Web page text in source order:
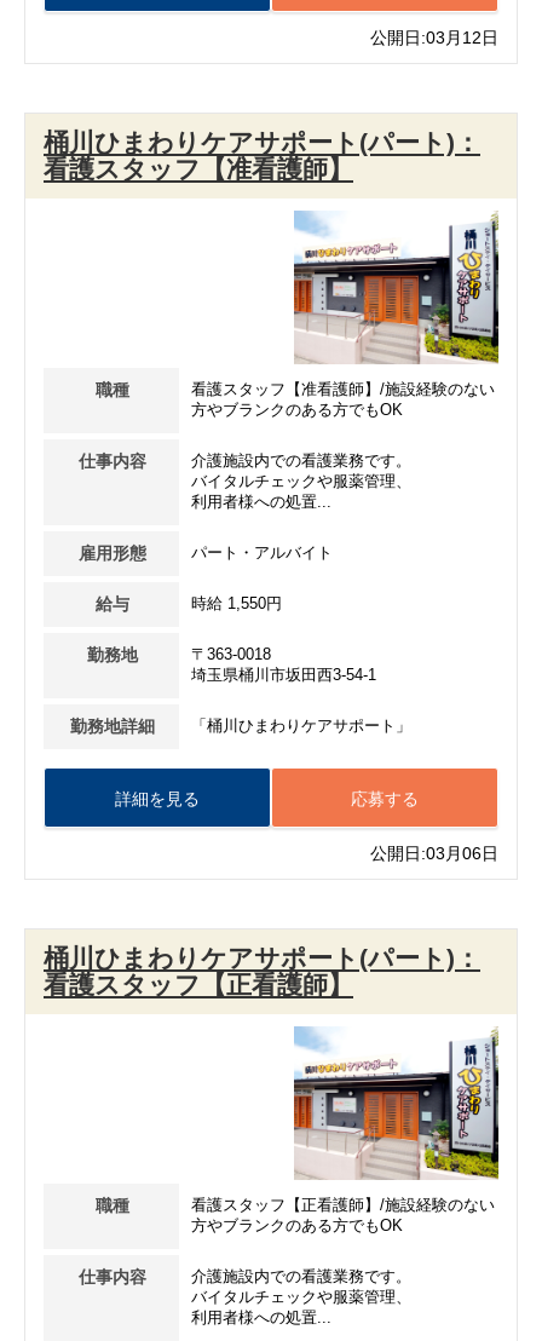
公開日:03月12日
桶川ひまわりケアサポート(パート)：
看護スタッフ【准看護師】
職種
看護スタッフ【准看護師】/施設経験のない
方やブランクのある方でもOK
仕事内容
介護施設内での看護業務です。
バイタルチェックや服薬管理、
利用者様への処置...
雇用形態 パート・アルバイト
給与 時給 1,550円
勤務地
〒363-0018
埼玉県桶川市坂田西3-54-1
勤務地詳細 「桶川ひまわりケアサポート」
応募する
詳細を見る
公開日:03月06日
桶川ひまわりケアサポート(パート)：
看護スタッフ【正看護師】
職種
看護スタッフ【正看護師】/施設経験のない
方やブランクのある方でもOK
仕事内容
介護施設内での看護業務です。
バイタルチェックや服薬管理、
利用者様への処置...